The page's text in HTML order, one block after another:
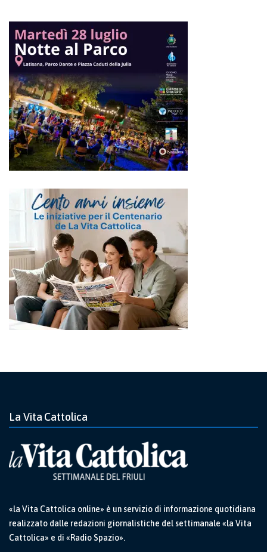
La Vita Cattolica
«la Vita Cattolica online» è un servizio di informazione quotidiana
realizzato dalle redazioni giornalistiche del settimanale «la Vita
Cattolica» e di «Radio Spazio».